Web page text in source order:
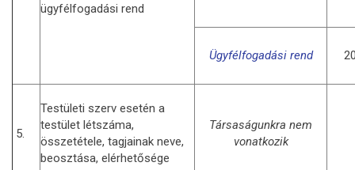
ügyfélfogadási rend
Ügyfélfogadási rend
5.
Testületi szerv esetén a
testület létszáma,
összetétele, tagjainak neve,
beosztása, elérhetősége
Társaságunkra nem
vonatkozik